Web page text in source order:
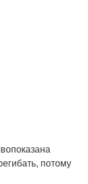
потому